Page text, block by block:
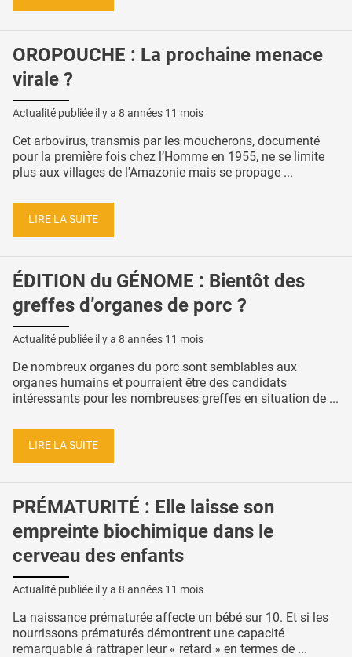
OROPOUCHE : La prochaine menace
virale ?
Actualité publiée il y a 8 années 11 mois
Cet arbovirus, transmis par les moucherons, documenté
pour la première fois chez l’Homme en 1955, ne se limite
plus aux villages de l'Amazonie mais se propage ...
LIRE LA SUITE
ÉDITION du GÉNOME : Bientôt des
greffes d’organes de porc ?
Actualité publiée il y a 8 années 11 mois
De nombreux organes du porc sont semblables aux
organes humains et pourraient être des candidats
intéressants pour les nombreuses greffes en situation de ...
LIRE LA SUITE
PRÉMATURITÉ : Elle laisse son
empreinte biochimique dans le
cerveau des enfants
Actualité publiée il y a 8 années 11 mois
La naissance prématurée affecte un bébé sur 10. Et si les
nourrissons prématurés démontrent une capacité
remarquable à rattraper leur « retard » en termes de ...